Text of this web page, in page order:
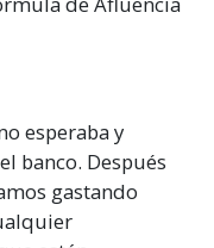
esperaba y
banco. Después
gastando